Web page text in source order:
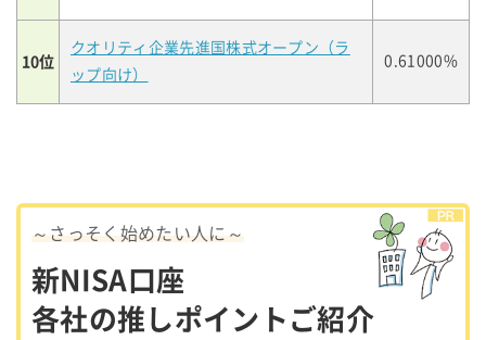
10位
クオリティ企業先進国株式オープン（ラ
ップ向け）
0.61000%
～さっそく始めたい人に～
新NISA口座
各社の推しポイントご紹介